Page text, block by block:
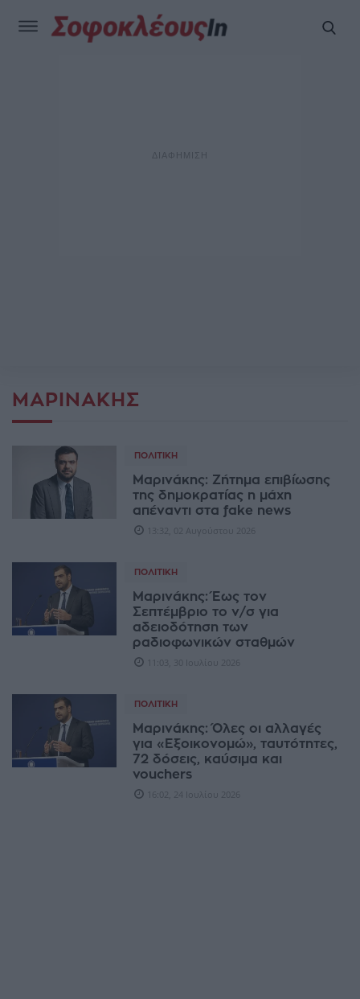
ΜΑΡΙΝΆΚΗΣ
ΠΟΛΙΤΙΚΉ
Μαρινάκης: Ζήτημα επιβίωσης
της δημοκρατίας η μάχη
απέναντι στα fake news
13:32, 02 Αυγούστου 2026
ΠΟΛΙΤΙΚΉ
Μαρινάκης: Έως τον
Σεπτέμβριο το ν/σ για
αδειοδότηση των
ραδιοφωνικών σταθμών
11:03, 30 Ιουλίου 2026
ΠΟΛΙΤΙΚΉ
Μαρινάκης: Όλες οι αλλαγές
για «Εξοικονομώ», ταυτότητες,
72 δόσεις, καύσιμα και
vouchers
16:02, 24 Ιουλίου 2026